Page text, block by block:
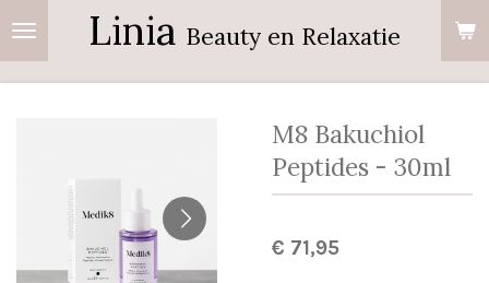
Ga
naar
Linia Beauty en Relaxatie
M8 Bakuchiol
Peptides - 30ml
€ 71,95